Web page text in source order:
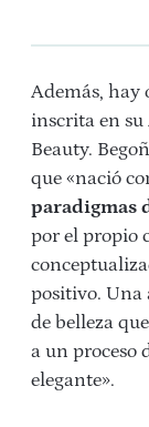
Además, hay
inscrita en su
Beauty.
que «nació
paradigmas
por el propio
positivo.
de belleza
a un proceso
elegante».